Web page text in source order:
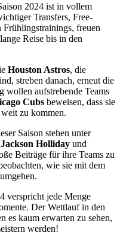
2024 ist in vollem
Transfers, Free-
freuen
Reise bis in den
Houston Astros, die
streben danach, erneut die
wollen aufstrebende Teams
Cubs beweisen, dass sie
zu kommen.
Saison stehen unter
Jackson Holliday und
Beiträge für ihre Teams zu
wie sie mit dem
verspricht jede Menge
Der Wettlauf in den
es kaum erwarten zu sehen,
werden!